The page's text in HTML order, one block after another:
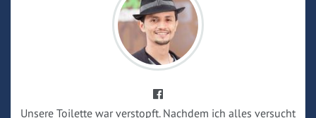
Unsere Toilette war verstopft. Nachdem ich alles versucht